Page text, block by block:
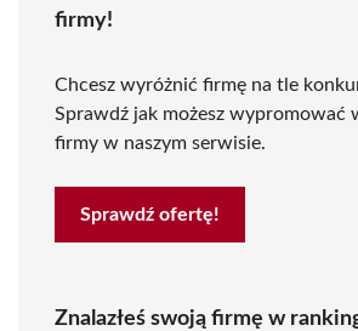
firmy!
Chcesz wyróżnić firmę na tle
Sprawdź jak możesz wypromować
firmy w naszym serwisie.
Sprawdź ofertę!
Znalazłeś swoją firmę w